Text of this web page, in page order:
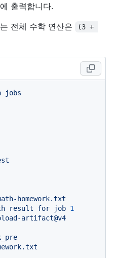
출력합니다.
전체 수학 연산은
(3 +
jobs
result for job 1
artifact@v4